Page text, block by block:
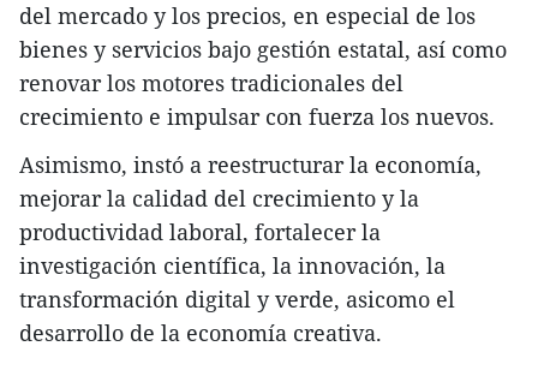
del mercado y los precios, en especial de los
bienes y servicios bajo gestión estatal, así como
renovar los motores tradicionales del
crecimiento e impulsar con fuerza los nuevos.
Asimismo, instó a reestructurar la economía,
mejorar la calidad del crecimiento y la
productividad laboral, fortalecer la
investigación científica, la innovación, la
transformación digital y verde, asicomo el
desarrollo de la economía creativa.